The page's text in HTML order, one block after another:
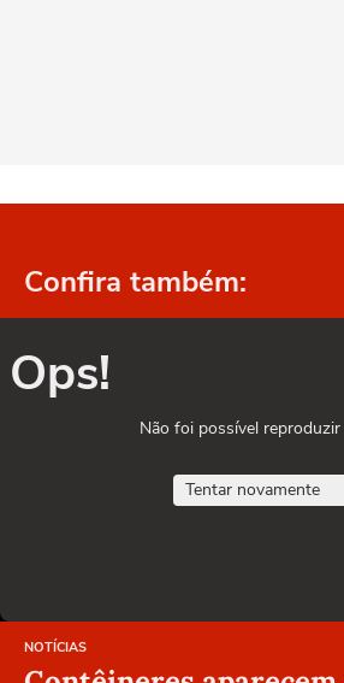
Confira também:
Ops!
Não foi possível
Tentar novamente
NOTÍCIAS